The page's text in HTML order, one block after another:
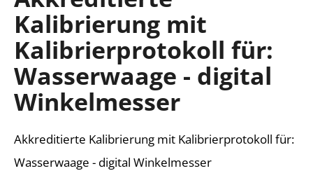
0,0
von
5
Sternen.
Kalibrierung mit
Kalibrierprotokoll für:
Wasserwaage - digital
Winkelmesser
Akkreditierte Kalibrierung mit Kalibrierprotokoll für:
Wasserwaage - digital Winkelmesser
SUCHEN
W
r
e